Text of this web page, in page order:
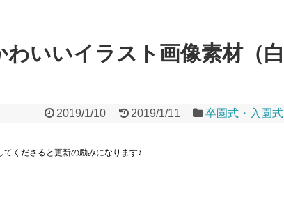
いいイラスト画像素材（白
2019/1/10 2019/1/11 卒園式・入園式
くださると更新の励みになります♪